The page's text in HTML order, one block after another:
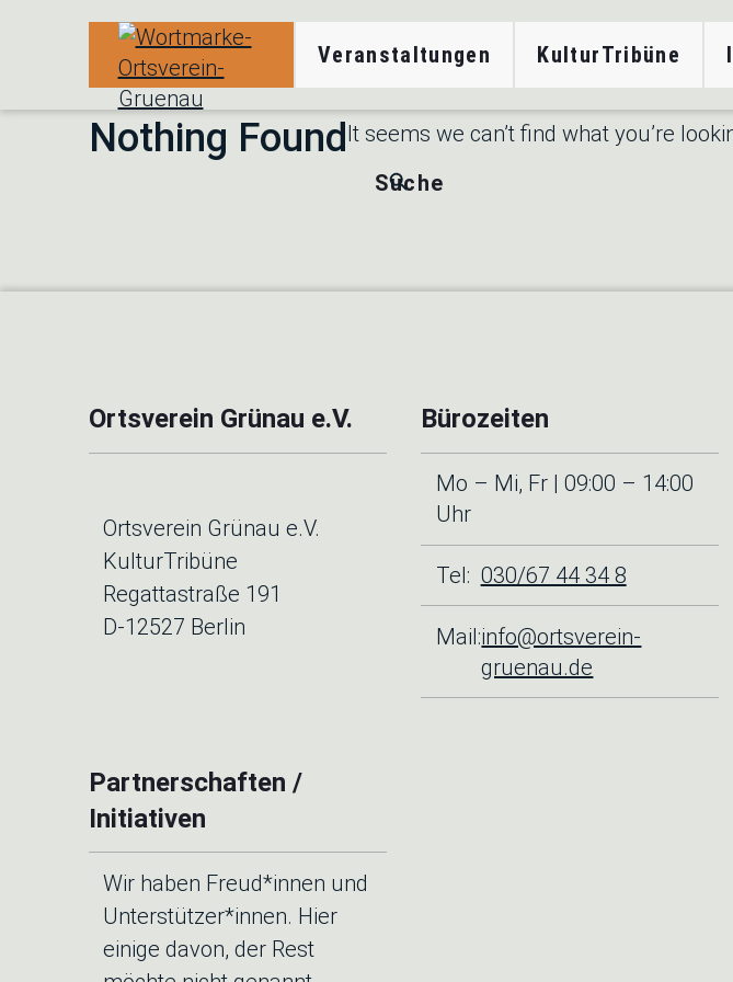
Ortsverein Grünau
Veranstaltungen und Angebote in Ihrem Bezirk
Veranstaltungen KulturTribüne
Nothing FoundIt seems we can’t find what you’re
Search
for:
Ortsverein Grünau e.V.
Ortsverein Grünau e.V.
KulturTribüne
Regattastraße 191
D-12527 Berlin
Bürozeiten
Mo – Mi, Fr | 09:00 – 14:00
Uhr
Tel: 030/67 44 34 8
Mail:info@ortsverein-
gruenau.de
Partnerschaften /
Initiativen
Wir haben Freud*innen und
Unterstützer*innen. Hier
einige davon, der Rest